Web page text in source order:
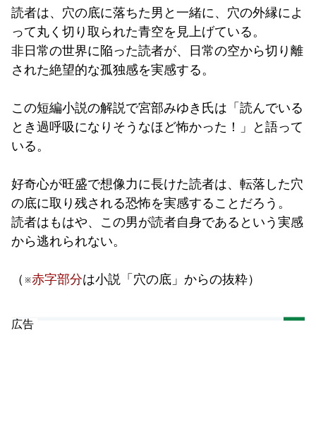
読者は、穴の底に落ちた男と一緒に、穴の外縁によ
って丸く切り取られた青空を見上げている。
非日常の世界に陥った読者が、日常の空から切り離
された絶望的な孤独感を実感する。
この短編小説の解説で宮部みゆき氏は「読んでいる
とき過呼吸になりそうなほど怖かった！」と語って
いる。
好奇心が旺盛で想像力に長けた読者は、転落した穴
の底に取り残される恐怖を実感することだろう。
読者はもはや、この男が読者自身であるという実感
から逃れられない。
（※赤字部分は小説「穴の底」からの抜粋）
広告